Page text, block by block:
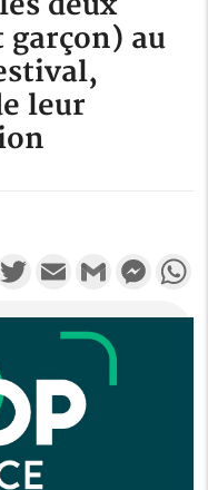
au
leur
FacebookTwitterEmail Gmail